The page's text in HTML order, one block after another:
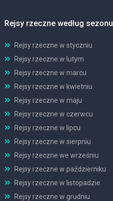
Rejsy rzeczne według sezonu
Rejsy rzeczne w styczniu
Rejsy rzeczne w lutym
Rejsy rzeczne w marcu
Rejsy rzeczne w kwietniu
Rejsy rzeczne w maju
Rejsy rzeczne w czerwcu
Rejsy rzeczne w lipcu
Rejsy rzeczne w sierpniu
Rejsy rzeczne we wrześniu
Rejsy rzeczne w październiku
Rejsy rzeczne w listopadzie
Rejsy rzeczne w grudniu